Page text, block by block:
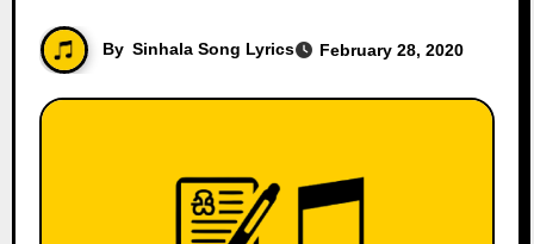
By Sinhala Song Lyrics February 28, 2020